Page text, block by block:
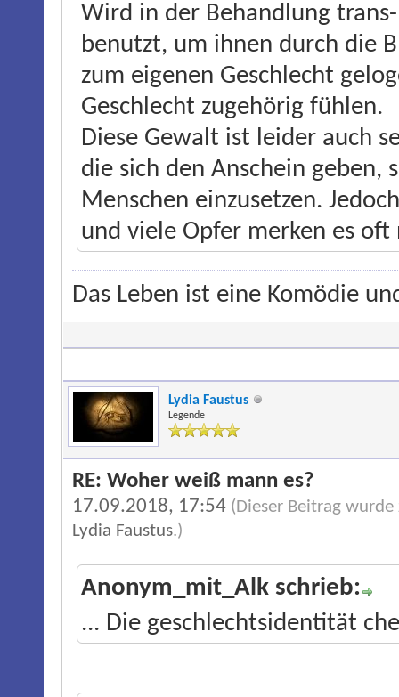
Wird in der Behandlung
benutzt, um ihnen durch die
zum eigenen Geschlecht
Geschlecht zugehörig fühlen.
Diese Gewalt ist leider auch
die sich den Anschein
Menschen einzusetzen.
und viele Opfer merken es
Das Leben ist eine Komödie
Lydia Faustus
Legende
RE: Woher weiß mann es?
17.09.2018, 17:54 (Dieser Beitrag
Lydia Faustus.)
Anonym_mit_Alk schrieb:
... Die geschlechtsidentität